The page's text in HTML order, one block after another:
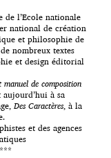
l’Ecole nationale
national de création
et philosophie de
nombreux textes
et design éditorial
manuel de composition
à sa
Des Caractères, à la
et des agences